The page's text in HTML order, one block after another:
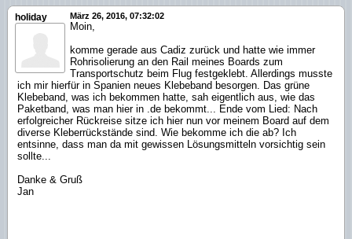
holiday März 26, 2016, 07:32:02
Moin,
komme gerade aus Cadiz zurück und hatte wie immer
Rohrisolierung an den Rail meines Boards zum
Transportschutz beim Flug festgeklebt. Allerdings musste
ich mir hierfür in Spanien neues Klebeband besorgen. Das grüne
Klebeband, was ich bekommen hatte, sah eigentlich aus, wie das
Paketband, was man hier in .de bekommt... Ende vom Lied: Nach
erfolgreicher Rückreise sitze ich hier nun vor meinem Board auf dem
diverse Kleberrückstände sind. Wie bekomme ich die ab? Ich
entsinne, dass man da mit gewissen Lösungsmitteln vorsichtig sein
sollte...
Danke & Gruß
Jan